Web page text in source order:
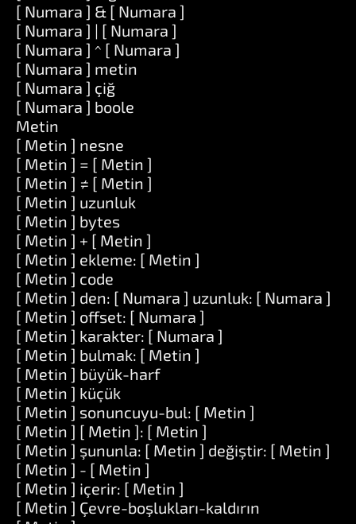
[ Numara ] & [ Numara ]
[ Numara ] | [ Numara ]
[ Numara ] ^ [ Numara ]
[ Numara ] metin
[ Numara ] çiğ
[ Numara ] boole
Metin
[ Metin ] nesne
[ Metin ] = [ Metin ]
[ Metin ] ≠ [ Metin ]
[ Metin ] uzunluk
[ Metin ] bytes
[ Metin ] + [ Metin ]
[ Metin ] ekleme: [ Metin ]
[ Metin ] code
[ Metin ] den: [ Numara ] uzunluk: [ Numara ]
[ Metin ] offset: [ Numara ]
[ Metin ] karakter: [ Numara ]
[ Metin ] bulmak: [ Metin ]
[ Metin ] büyük-harf
[ Metin ] küçük
[ Metin ] sonuncuyu-bul: [ Metin ]
[ Metin ] [ Metin ]: [ Metin ]
[ Metin ] şununla: [ Metin ] değiştir: [ Metin ]
[ Metin ] - [ Metin ]
[ Metin ] içerir: [ Metin ]
[ Metin ] Çevre-boşlukları-kaldırın